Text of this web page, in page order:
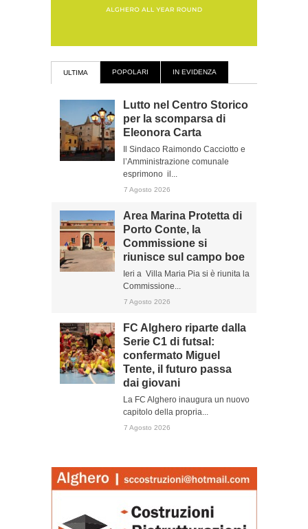
ULTIMA POPOLARI IN EVIDENZA
Lutto nel Centro Storico
per la scomparsa di
Eleonora Carta
Il Sindaco Raimondo Cacciotto e
l’Amministrazione comunale
esprimono il...
7 Agosto 2026
Area Marina Protetta di
Porto Conte, la
Commissione si
riunisce sul campo boe
Ieri a Villa Maria Pia si è riunita la
Commissione...
7 Agosto 2026
FC Alghero riparte dalla
Serie C1 di futsal:
confermato Miguel
Tente, il futuro passa
dai giovani
La FC Alghero inaugura un nuovo
capitolo della propria...
7 Agosto 2026